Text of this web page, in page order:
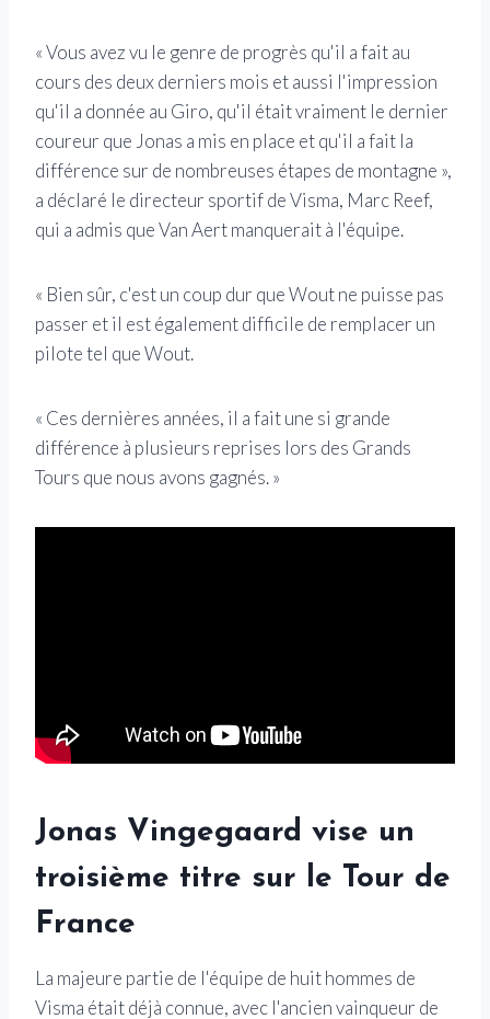
« Vous avez vu le genre de progrès qu'il a fait au
cours des deux derniers mois et aussi l'impression
qu'il a donnée au Giro, qu'il était vraiment le dernier
coureur que Jonas a mis en place et qu'il a fait la
différence sur de nombreuses étapes de montagne »,
a déclaré le directeur sportif de Visma, Marc Reef,
qui a admis que Van Aert manquerait à l'équipe.
« Bien sûr, c'est un coup dur que Wout ne puisse pas
passer et il est également difficile de remplacer un
pilote tel que Wout.
« Ces dernières années, il a fait une si grande
différence à plusieurs reprises lors des Grands
Tours que nous avons gagnés. »
Jonas Vingegaard vise un
troisième titre sur le Tour de
France
La majeure partie de l'équipe de huit hommes de
Visma était déjà connue, avec l'ancien vainqueur de